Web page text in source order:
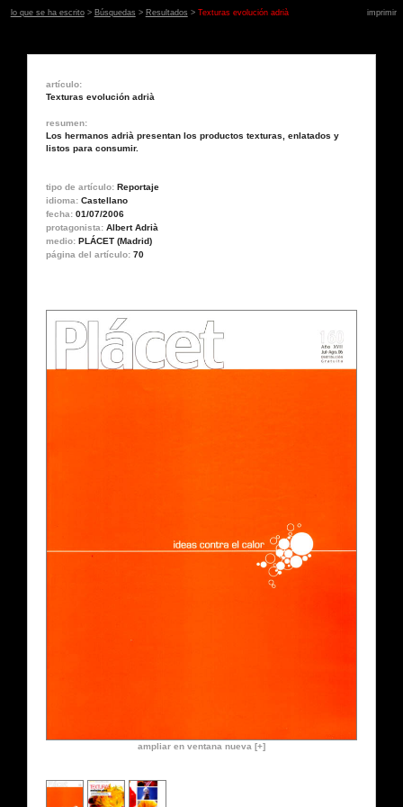
lo que se ha escrito> Búsquedas > Resultados > Texturas evolución adrià imprimir
artículo:
Texturas evolución adrià
resumen:
Los hermanos adrià presentan los productos texturas, enlatados y
listos para consumir.
tipo de artículo: Reportaje
idioma: Castellano
fecha: 01/07/2006
protagonista: Albert Adrià
medio: PLÁCET (Madrid)
página del artículo: 70
ampliar en ventana nueva [+]